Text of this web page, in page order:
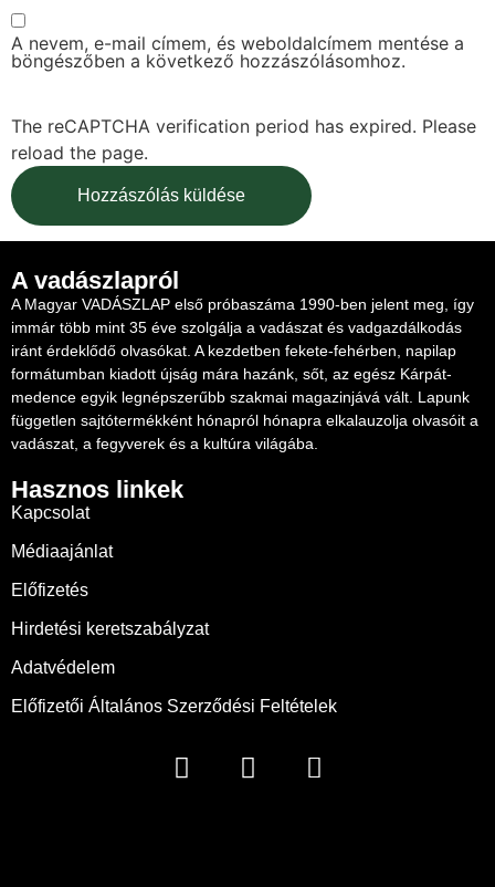
A nevem, e-mail címem, és weboldalcímem mentése a
böngészőben a következő hozzászólásomhoz.
The reCAPTCHA verification period has expired. Please
reload the page.
A vadászlapról
A Magyar VADÁSZLAP első próbaszáma 1990-ben jelent meg, így
immár több mint 35 éve szolgálja a vadászat és vadgazdálkodás
iránt érdeklődő olvasókat. A kezdetben fekete-fehérben, napilap
formátumban kiadott újság mára hazánk, sőt, az egész Kárpát-
medence egyik legnépszerűbb szakmai magazinjává vált. Lapunk
független sajtótermékként hónapról hónapra elkalauzolja olvasóit a
vadászat, a fegyverek és a kultúra világába.
Hasznos linkek
Kapcsolat
Médiaajánlat
Előfizetés
Hirdetési keretszabályzat
Adatvédelem
Előfizetői Általános Szerződési Feltételek